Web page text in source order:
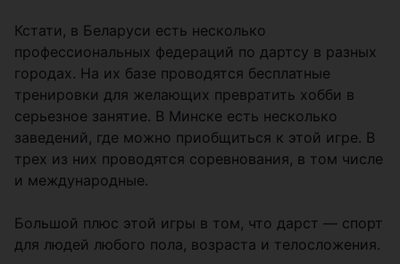
Кстати, в Беларуси есть несколько
профессиональных федераций по дартсу в разных
городах. На их базе проводятся бесплатные
тренировки для желающих превратить хобби в
серьезное занятие. В Минске есть несколько
заведений, где можно приобщиться к этой игре. В
трех из них проводятся соревнования, в том числе
и международные.
Большой плюс этой игры в том, что дарст — спорт
для людей любого пола, возраста и телосложения.